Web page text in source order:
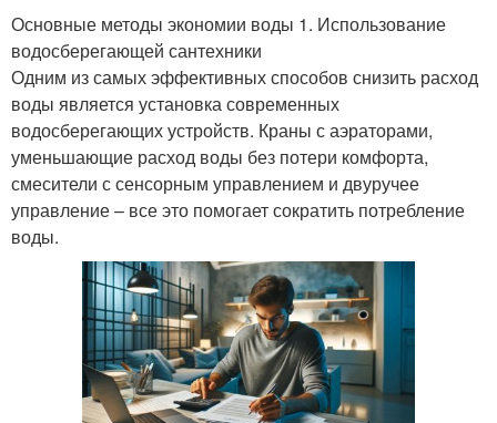
Основные методы экономии воды 1. Использование
водосберегающей сантехники
Одним из самых эффективных способов снизить расход
воды является установка современных
водосберегающих устройств. Краны с аэраторами,
уменьшающие расход воды без потери комфорта,
смесители с сенсорным управлением и двуручее
управление – все это помогает сократить потребление
воды.